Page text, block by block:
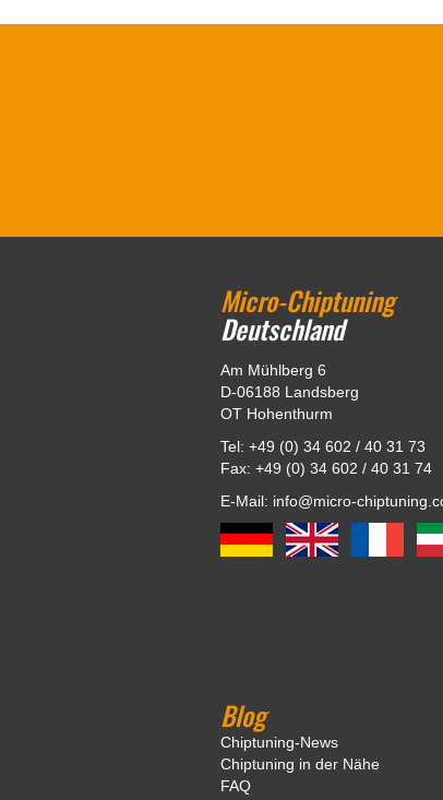
Micro-Chiptuning
Deutschland
Am Mühlberg 6
D-06188 Landsberg
OT Hohenthurm
Tel: +49 (0) 34 602 / 40 31 73
Fax: +49 (0) 34 602 / 40 31 74
E-Mail: info@micro-
Blog
Chiptuning-News
Chiptuning in der Nähe
FAQ